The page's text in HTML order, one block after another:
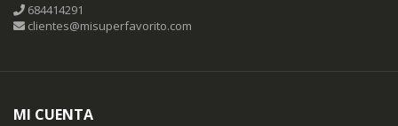
684414291
clientes@misuperfavorito.com
MI CUENTA